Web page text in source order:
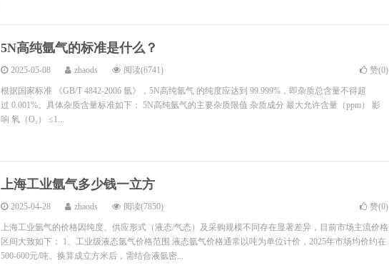
5N高纯氩气的标准是什么？
2025-05-08 zhaods 阅读(6741) 赞(0)
根据国家标准 《GB/T 4842-2006 氩》，5N高纯氩气 的纯度应达到 99.999%，即杂质总含量不得超
过 0.001%。具体杂质含量标准如下： 5N高纯氩气的主要杂质限值 杂质成分 最大允许含量（ppm） 影
响 氧（O₂） ≤1...
上海工业氩气多少钱一立方
2025-04-28 zhaods 阅读(7850) 赞(0)
上海工业氩气的价格因纯度、供应形式（液态/气态）及采购规模不同存在显著差异，目前市场主流价格
区间大致如下： 1、工业级液态氩气价格范围 液态氩气价格通常以吨为单位计价，2025年市场均价约在
500-600元/吨。换算成立方米后，需结合液氩密...